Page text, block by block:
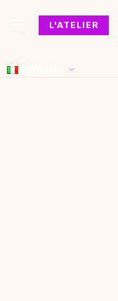
L'ATELIER